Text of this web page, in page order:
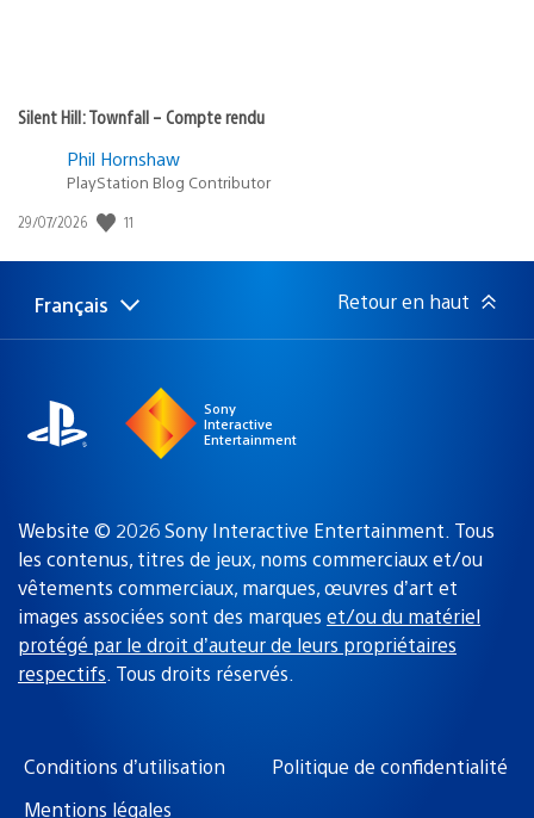
Silent Hill: Townfall – Compte rendu
Phil Hornshaw
PlayStation Blog Contributor
Date
publication
29/07/2026 11
Choisir
une
Région
actuelle
Français Retour en haut
Sony
Interactive
Entertainment
Website © 2026 Sony Interactive Entertainment. Tous
les contenus, titres de jeux, noms commerciaux et/ou
vêtements commerciaux, marques, œuvres d’art et
images associées sont des marques et/ou du matériel
protégé par le droit d’auteur de leurs propriétaires
respectifs. Tous droits réservés.
Conditions d’utilisation
Politique de confidentialité
Mentions légales